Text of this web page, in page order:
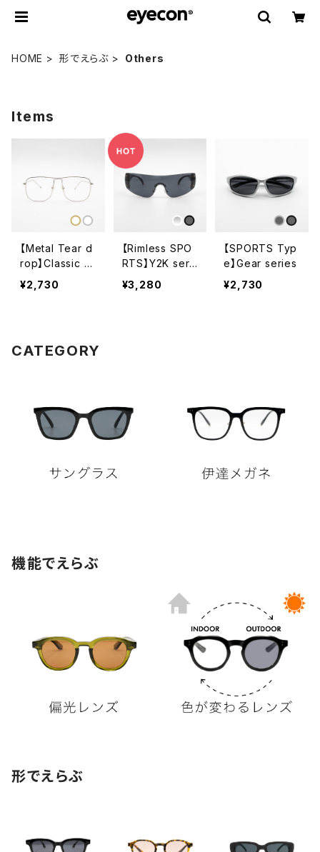
HOME 形でえらぶ Others
Items
【Metal Tear d
rop】Classic s
eries
¥2,730
【Rimless SPO
RTS】Y2K seri
es
¥3,280
【SPORTS Typ
e】Gear series
¥2,730
CATEGORY
機能でえらぶ
形でえらぶ